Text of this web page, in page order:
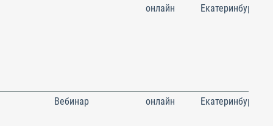
онлайн Екатеринбург
Вебинар онлайн Екатеринбург